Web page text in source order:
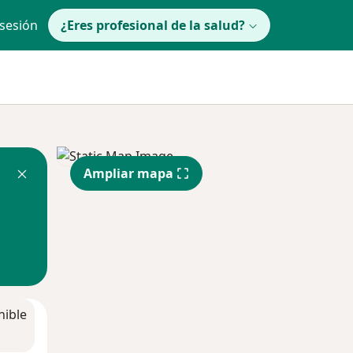
¿Eres profesional de la salud?
Ampliar mapa